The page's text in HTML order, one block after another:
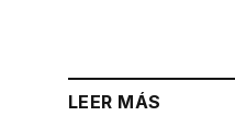
LEER MÁS